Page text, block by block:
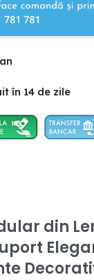
în 14 de zile
din